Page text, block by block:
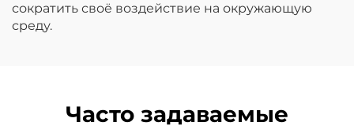
сократить своё воздействие на окружающую
среду.
Часто задаваемые